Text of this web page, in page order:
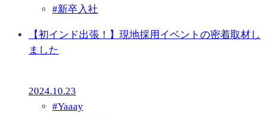
#新卒入社
【初インド出張！】現地採用イベントの密着取材し
ました
2024.10.23
#Yaaay